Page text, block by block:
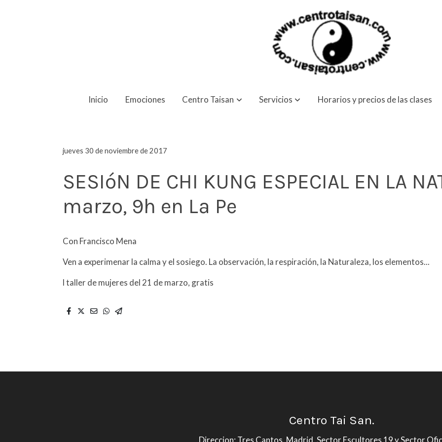
Inicio Emociones Centro Taisan Servicios Horarios y precios de las clases
jueves 30 de noviembre de 2017
SESIóN DE CHI KUNG ESPECIAL EN LA
marzo, 9h en La Pe
Con Francisco Mena
Ven a experimenar la calma y el sosiego. La observación, la respiración, la Naturaleza, los elementos...
l taller de mujeres del 21 de marzo, gratis
Centro Tai San.